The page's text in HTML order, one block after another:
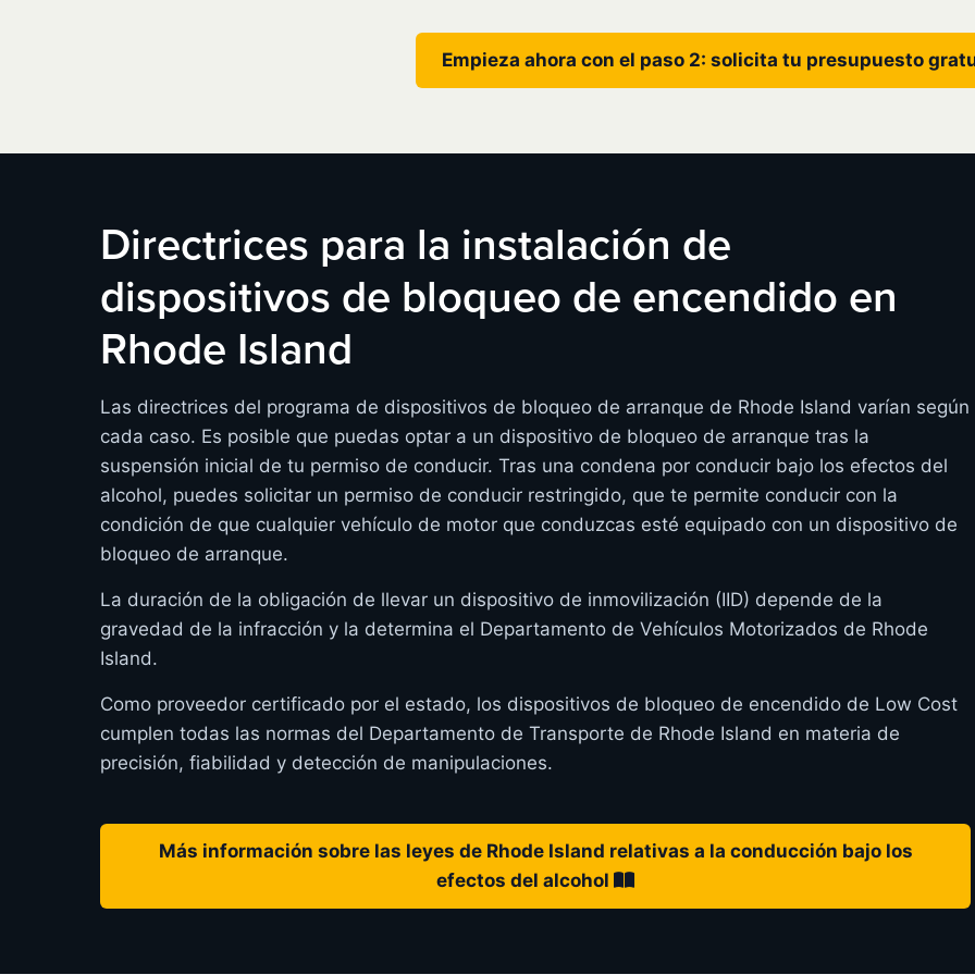
Empieza ahora con el paso 2: solicita tu presupuesto
Directrices para la instalación de
dispositivos de bloqueo de encendido en
Rhode Island
Las directrices del programa de dispositivos de bloqueo de arranque de Rhode Island varían según
cada caso. Es posible que puedas optar a un dispositivo de bloqueo de arranque tras la
suspensión inicial de tu permiso de conducir. Tras una condena por conducir bajo los efectos del
alcohol, puedes solicitar un permiso de conducir restringido, que te permite conducir con la
condición de que cualquier vehículo de motor que conduzcas esté equipado con un dispositivo de
bloqueo de arranque.
La duración de la obligación de llevar un dispositivo de inmovilización (IID) depende de la
gravedad de la infracción y la determina el Departamento de Vehículos Motorizados de Rhode
Island.
Como proveedor certificado por el estado, los dispositivos de bloqueo de encendido de Low Cost
cumplen todas las normas del Departamento de Transporte de Rhode Island en materia de
precisión, fiabilidad y detección de manipulaciones.
Más información sobre las leyes de Rhode Island relativas a la conducción bajo los
efectos del alcohol